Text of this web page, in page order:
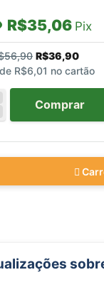
R$35,06 Pix
R$36,90
R$6,01 no cartão
Comprar